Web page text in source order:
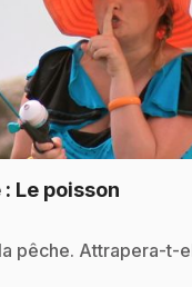
: Le poisson
pêche. Attrapera-t-